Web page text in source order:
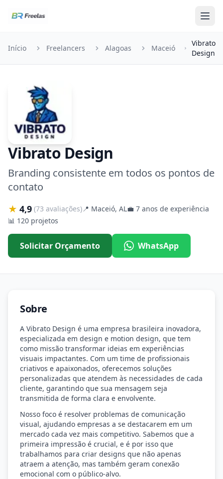
Início Freelancers Alagoas Maceió
Vibrato
Design
Vibrato Design
Branding consistente em todos os pontos de
contato
★ 4,9 (73 avaliações)📍 Maceió, AL💼 7 anos de experiência
📊 120 projetos
Solicitar Orçamento WhatsApp
Sobre
A Vibrato Design é uma empresa brasileira inovadora,
especializada em design e motion design, que tem
como missão transformar ideias em experiências
visuais impactantes. Com um time de profissionais
criativos e apaixonados, oferecemos soluções
personalizadas que atendem às necessidades de cada
cliente, garantindo que sua mensagem seja
transmitida de forma clara e envolvente.
Nosso foco é resolver problemas de comunicação
visual, ajudando empresas a se destacarem em um
mercado cada vez mais competitivo. Sabemos que a
primeira impressão é crucial, e é por isso que
trabalhamos para criar designs que não apenas
atraem a atenção, mas também geram conexão
emocional com o público-alvo.